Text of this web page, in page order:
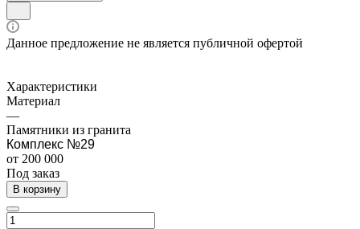
Данное предложение не является публичной офертой
Характеристики
Материал
—
Памятники из гранита
Комплекс №29
от 200 000
Под заказ
В корзину